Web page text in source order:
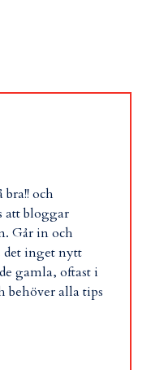
bra!! och
att bloggar
Går in och
inget nytt
gamla, oftast i
behöver alla tips